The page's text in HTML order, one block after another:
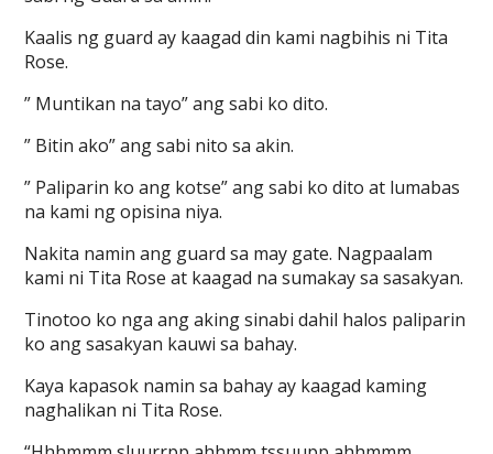
Kaalis ng guard ay kaagad din kami nagbihis ni Tita
Rose.
” Muntikan na tayo” ang sabi ko dito.
” Bitin ako” ang sabi nito sa akin.
” Paliparin ko ang kotse” ang sabi ko dito at lumabas
na kami ng opisina niya.
Nakita namin ang guard sa may gate. Nagpaalam
kami ni Tita Rose at kaagad na sumakay sa sasakyan.
Tinotoo ko nga ang aking sinabi dahil halos paliparin
ko ang sasakyan kauwi sa bahay.
Kaya kapasok namin sa bahay ay kaagad kaming
naghalikan ni Tita Rose.